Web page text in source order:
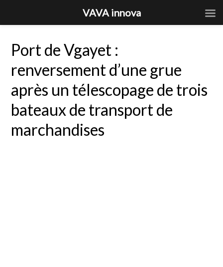
Port de Vgayet :
renversement d’une grue
après un télescopage de trois
bateaux de transport de
marchandises
VAVA innova